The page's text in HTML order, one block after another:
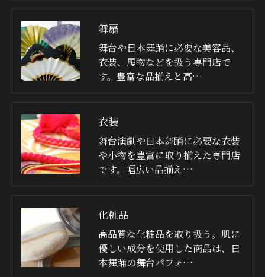
舞扇
舞台や日本舞踊に必要な美容品、
衣装、履物などを扱う専門店で
す。豊富な品揃えと高…
衣装
舞台演劇や日本舞踊に必要な衣装
や小物を豊富に取り揃えた専門店
です。幅広い品揃え…
化粧品
高品質な化粧品を取り扱う。肌に
優しい成分を使用した商品は、日
本舞踊の舞台パフォ…